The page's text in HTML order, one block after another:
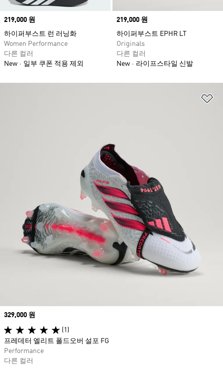
Price
219,000 원
하이퍼부스트 런 러닝화
Women Performance
다른 컬러
New
일부 쿠폰 적용 제외
Price
219,000 원
하이퍼부스트 EPHR LT
Originals
다른 컬러
New
라이프스타일 신발
Price
329,000 원
(1)
프레데터 엘리트 폴드오버 설포 FG
Performance
다른 컬러